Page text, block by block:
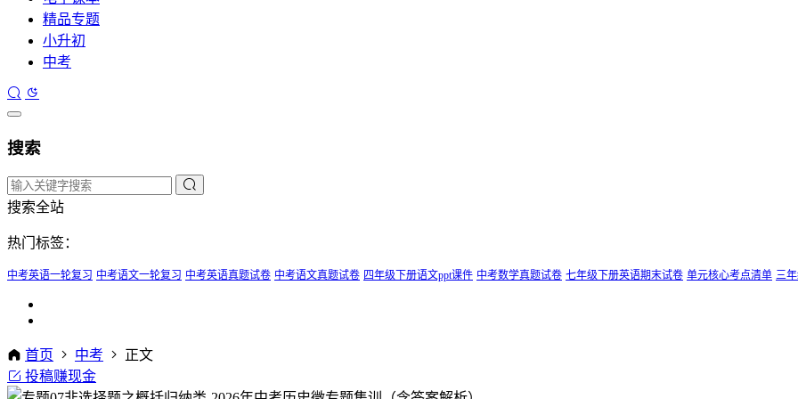
精品专题
小升初
中考
搜索
搜索全站
热门标签：
中考英语一轮复习 中考语文一轮复习 中考英语真题试卷 中考语文真题试卷 四年级下册语文ppt课件 中考数学真题试卷 七年级下册英语期末试卷 单元核心考点清单 三
首页 中考
正文
投稿赚现金